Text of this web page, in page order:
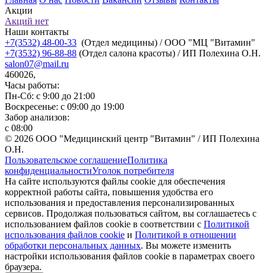
Акции
Акций нет
Наши контакты
+7(3532) 48-00-33 (Отдел медицины) / ООО "МЦ "Витамин"
+7(3532) 96-88-88 (Отдел салона красоты) / ИП Полехина О.Н.
salon07@mail.ru
460026,
Часы работы:
Пн-Сб: с 9:00 до 21:00
Воскресенье: с 09:00 до 19:00
Забор анализов:
с 08:00
© 2026 ООО "Медицинский центр "Витамин" / ИП Полехина
О.Н.
Пользовательское соглашениеПолитика
конфиденциальностиУголок потребителя
На сайте используются файлы cookie для обеспечения
корректной работы сайта, повышения удобства его
использования и предоставления персонализированных
сервисов. Продолжая пользоваться сайтом, вы соглашаетесь с
использованием файлов cookie в соответствии с Политикой
использования файлов cookie и Политикой в отношении
обработки персональных данных. Вы можете изменить
настройки использования файлов cookie в параметрах своего
браузера.